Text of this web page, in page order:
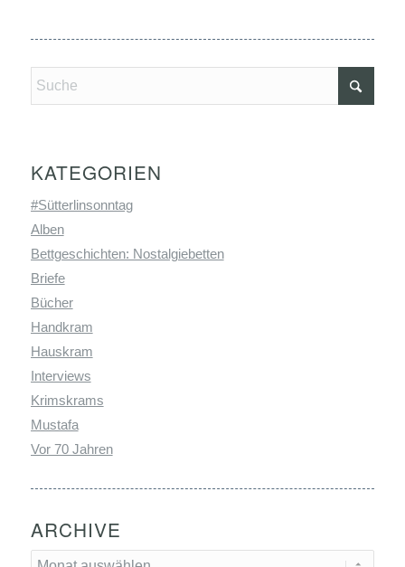
KATEGORIEN
#Sütterlinsonntag
Alben
Bettgeschichten: Nostalgiebetten
Briefe
Bücher
Handkram
Hauskram
Interviews
Krimskrams
Mustafa
Vor 70 Jahren
ARCHIVE